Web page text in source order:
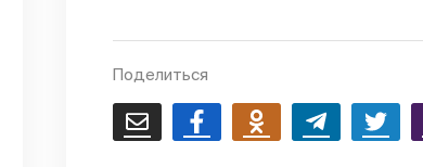
Поделиться
Email FacebookOdnoklassnikiTelegram Twitter